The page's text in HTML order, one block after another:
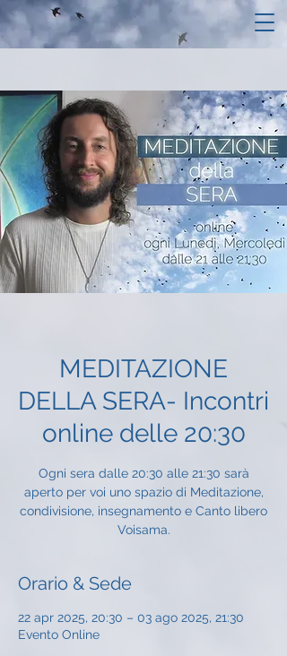
MEDITAZIONE
DELLA SERA- Incontri
online delle 20:30
Ogni sera dalle 20:30 alle 21:30 sarà
aperto per voi uno spazio di Meditazione,
condivisione, insegnamento e Canto libero
Voisama.
Orario & Sede
22 apr 2025, 20:30 – 03 ago 2025, 21:30
Evento Online